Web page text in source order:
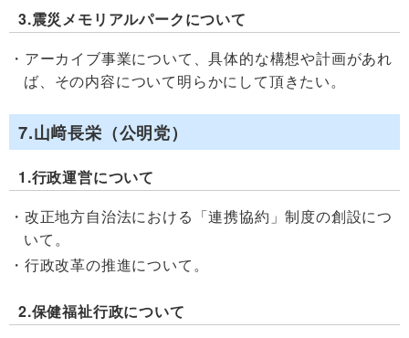
3.震災メモリアルパークについて
アーカイブ事業について、具体的な構想や計画があれ
ば、その内容について明らかにして頂きたい。
7.山﨑長栄（公明党）
1.行政運営について
改正地方自治法における「連携協約」制度の創設につ
いて。
行政改革の推進について。
2.保健福祉行政について